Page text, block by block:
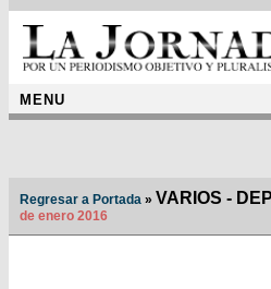
MENU
Regresar a Portada » VARIOS -
de enero 2016